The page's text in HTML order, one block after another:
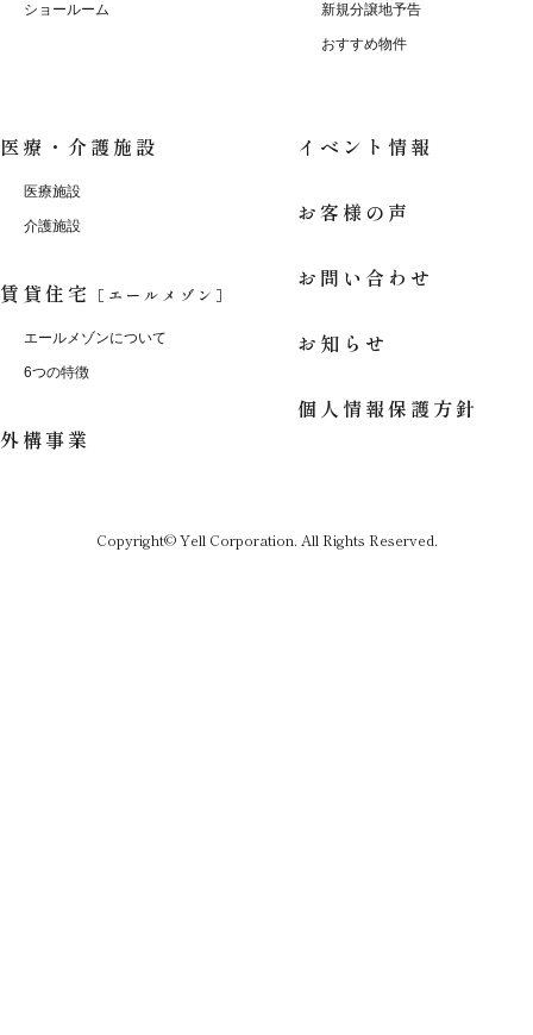
ショールーム 新規分譲地予告
おすすめ物件
医療・介護施設
医療施設
介護施設
賃貸住宅 ［エールメゾン］
エールメゾンについて
6つの特徴
外構事業
イベント情報
お客様の声
お問い合わせ
お知らせ
個人情報保護方針
Copyright© Yell Corporation. All Rights Reserved.